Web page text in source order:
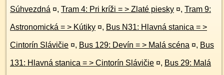
Súhvezdná ¤, Tram 4: Pri kríži = > Zlaté piesky ¤, Tram 9:
Astronomická = > Kútiky ¤, Bus N31: Hlavná stanica = >
Cintorín Slávičie ¤, Bus 129: Devín = > Malá scéna ¤, Bus
131: Hlavná stanica = > Cintorín Slávičie ¤, Bus 29: Malá